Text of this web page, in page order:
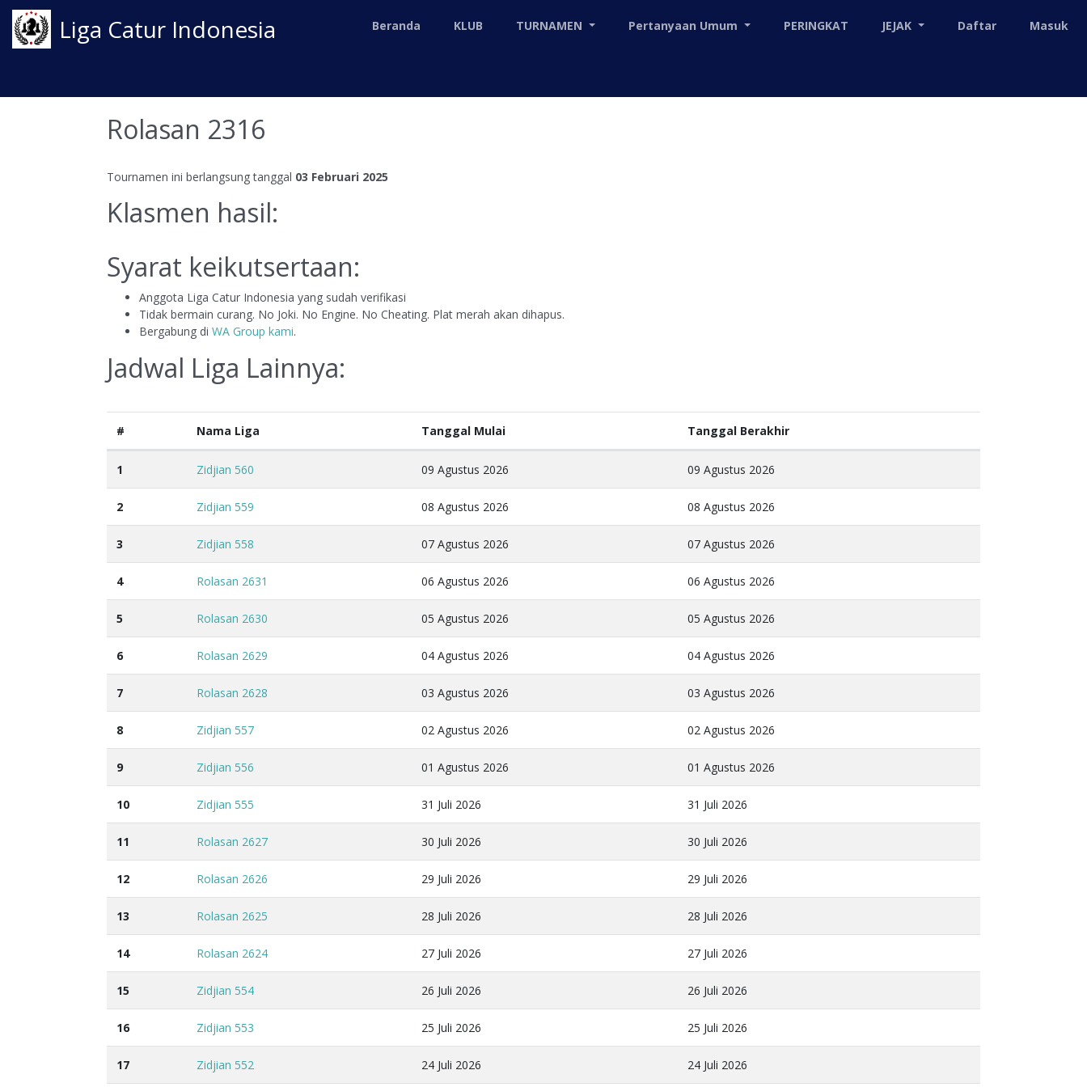
Liga Catur Indonesia Beranda KLUB TURNAMEN Pertanyaan Umum PERINGKAT JEJAK Daftar Masuk
Rolasan 2316
Tournamen ini berlangsung tanggal 03 Februari 2025
Klasmen hasil:
Syarat keikutsertaan:
Anggota Liga Catur Indonesia yang sudah verifikasi
Tidak bermain curang. No Joki. No Engine. No Cheating. Plat merah akan dihapus.
Bergabung di WA Group kami.
Jadwal Liga Lainnya:
# Nama Liga Tanggal Mulai Tanggal Berakhir
1 Zidjian 560 09 Agustus 2026 09 Agustus 2026
2 Zidjian 559 08 Agustus 2026 08 Agustus 2026
3 Zidjian 558 07 Agustus 2026 07 Agustus 2026
4 Rolasan 2631 06 Agustus 2026 06 Agustus 2026
5 Rolasan 2630 05 Agustus 2026 05 Agustus 2026
6 Rolasan 2629 04 Agustus 2026 04 Agustus 2026
7 Rolasan 2628 03 Agustus 2026 03 Agustus 2026
8 Zidjian 557 02 Agustus 2026 02 Agustus 2026
9 Zidjian 556 01 Agustus 2026 01 Agustus 2026
10 Zidjian 555 31 Juli 2026 31 Juli 2026
11 Rolasan 2627 30 Juli 2026 30 Juli 2026
12 Rolasan 2626 29 Juli 2026 29 Juli 2026
13 Rolasan 2625 28 Juli 2026 28 Juli 2026
14 Rolasan 2624 27 Juli 2026 27 Juli 2026
15 Zidjian 554 26 Juli 2026 26 Juli 2026
16 Zidjian 553 25 Juli 2026 25 Juli 2026
17 Zidjian 552 24 Juli 2026 24 Juli 2026